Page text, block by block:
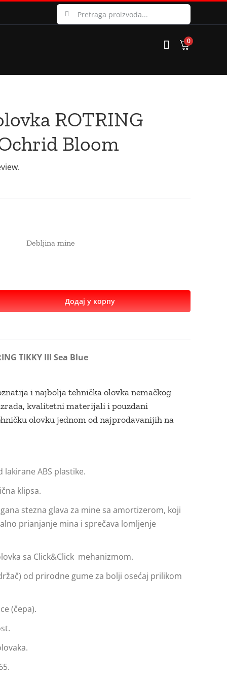
Search
for:
0
ROTRING
Bloom
Debljina mine
Додај у корпу
TIKKY III Sea Blue
i najbolja tehnička olovka nemačkog
kvalitetni materijali i pouzdani
olovku jednom od najprodavanijih na
lakirane ABS plastike.
klipsa.
stezna glava za mine sa amortizerom, koji
prianjanje mina i sprečava lomljenje
sa Click&Click mehanizmom.
od prirodne gume za bolji osećaj prilikom
(čepa).